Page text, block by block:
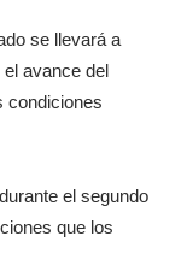
se llevará a
avance del
condiciones
el segundo
que los